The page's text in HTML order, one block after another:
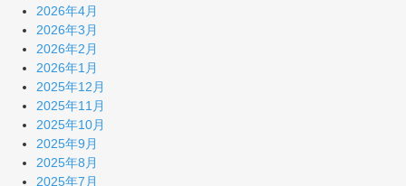
2026年4月
2026年3月
2026年2月
2026年1月
2025年12月
2025年11月
2025年10月
2025年9月
2025年8月
2025年7月